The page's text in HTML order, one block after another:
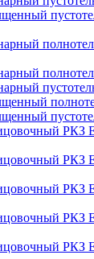
РКЗ
РКЗ
РКЗ
РКЗ
РКЗ